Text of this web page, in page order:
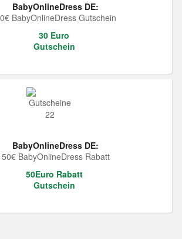
BabyOnlineDress DE:
BabyOnlineDress Gutschein
30 Euro
Gutschein
BabyOnlineDress DE:
50€ BabyOnlineDress Rabatt
50Euro Rabatt
Gutschein